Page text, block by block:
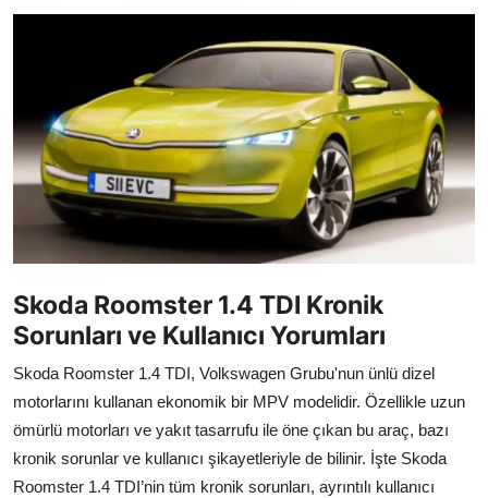
İkinci El & Alım-Satım
Bakım & Arıza Çözümleri
Elektrikli & Hibrit
Kiralama & Filo
Lastik & Jant
Yağlar & Sıvılar
LPG & Yakıt
Elektrik & Akü
Skoda Roomster 1.4 TDI Kronik
Sorunları ve Kullanıcı Yorumları
Skoda Roomster 1.4 TDI, Volkswagen Grubu'nun ünlü dizel
motorlarını kullanan ekonomik bir MPV modelidir. Özellikle uzun
ömürlü motorları ve yakıt tasarrufu ile öne çıkan bu araç, bazı
kronik sorunlar ve kullanıcı şikayetleriyle de bilinir. İşte Skoda
Roomster 1.4 TDI’nin tüm kronik sorunları, ayrıntılı kullanıcı